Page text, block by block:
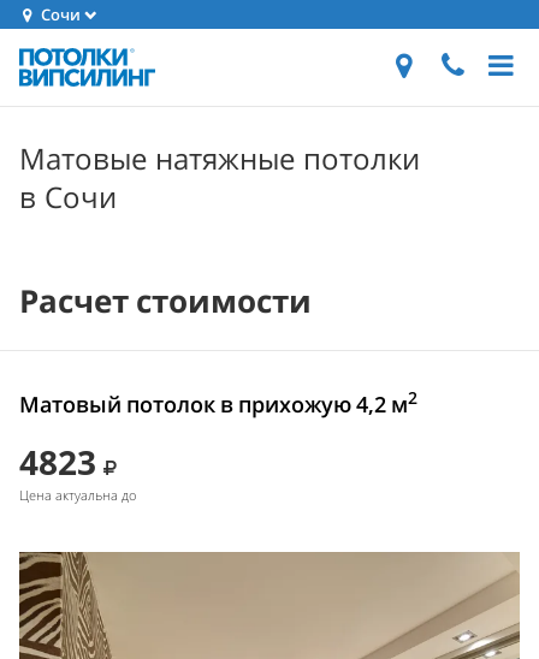
Сочи
Матовые натяжные потолки
в Сочи
Расчет стоимости
Матовый потолок в прихожую 4,2 м2
4823
Цена актуальна до